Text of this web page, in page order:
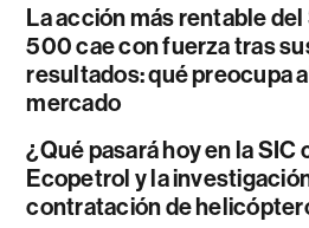
La acción más rentable del
500 cae con fuerza tras
resultados: qué preocupa
mercado
¿Qué pasará hoy en la SIC
Ecopetrol y la
contratación de